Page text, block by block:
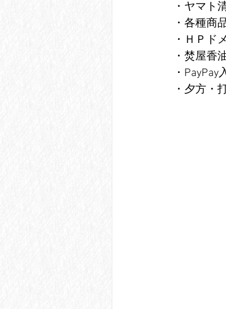
・ヤマト
・各種商
・ＨＰド
・焚屋香
・
・夕方・